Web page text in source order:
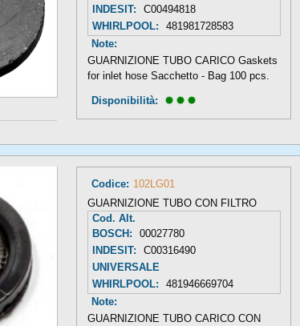
INDESIT:
C00494818
WHIRLPOOL:
481981728583
Note:
GUARNIZIONE TUBO CARICO Gaskets
for inlet hose Sacchetto - Bag 100 pcs.
Disponibilità:
Codice: 102LG01
GUARNIZIONE TUBO CON FILTRO
Cod. Alt.
BOSCH:
00027780
INDESIT:
C00316490
UNIVERSALE
WHIRLPOOL:
481946669704
Note:
GUARNIZIONE TUBO CARICO CON